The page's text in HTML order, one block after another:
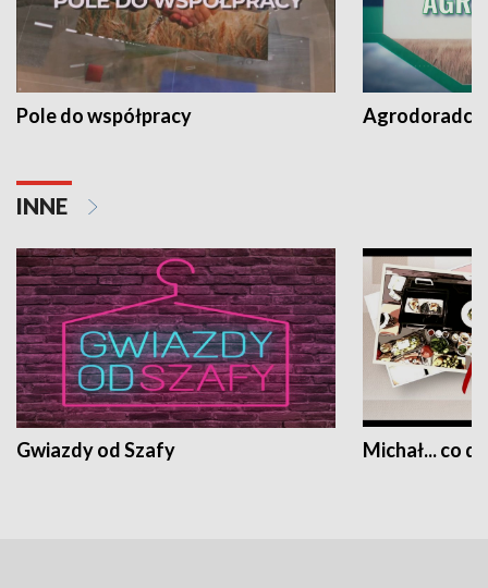
Pole do współpracy Agrodoradcy
INNE
Gwiazdy od Szafy Michał... co